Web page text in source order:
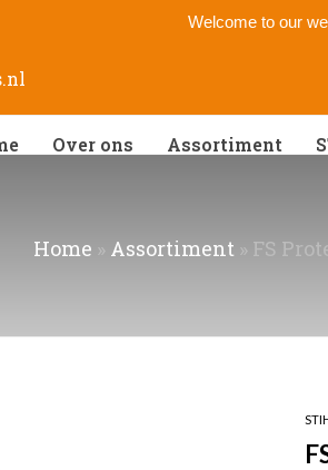
Welcome to our
Over ons Assortiment
Home » Assortiment» FS